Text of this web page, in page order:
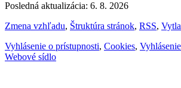
Posledná aktualizácia: 6. 8. 2026
Zmena vzhľadu, Štruktúra stránok, RSS,
Vyhlásenie o prístupnosti, Cookies,
Webové sídlo